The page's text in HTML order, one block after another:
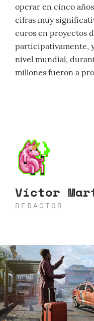
operar en cinco
cifras muy
euros en proyectos
participativamente,
nivel mundial,
millones fueron a
Víctor
REDACTOR